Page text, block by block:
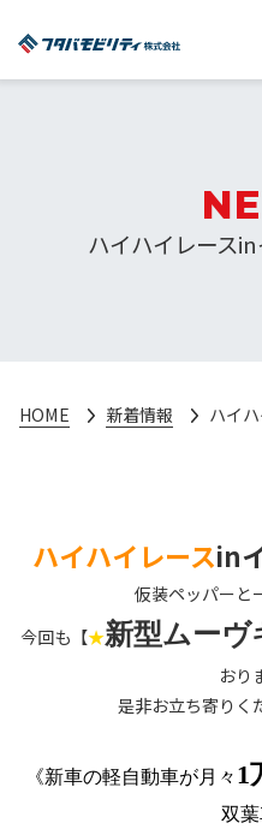
ハイハイレース
HOME 新着情報 ハイ
ハイハイレースin
仮装ペッパーと
今回も【★新型ムーヴ
おり
是非お立ち寄り
《新車の軽自動車が月々 1
双葉